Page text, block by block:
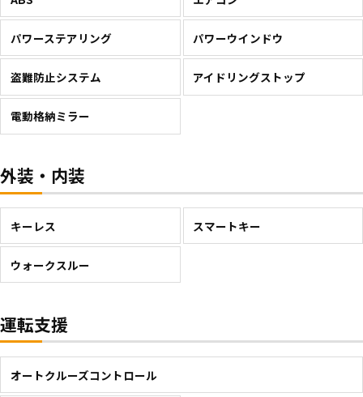
パワーステアリング パワーウインドウ
盗難防止システム アイドリングストップ
電動格納ミラー
外装・内装
キーレス スマートキー
ウォークスルー
運転支援
オートクルーズコントロール